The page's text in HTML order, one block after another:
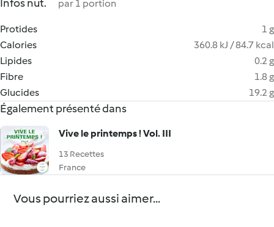
Infos nut. par 1 portion
Protides
1 g
Calories
360.8 kJ / 84.7 kcal
Lipides
0.2 g
Fibre
1.8 g
Glucides
19.2 g
Également présenté dans
Vive le printemps ! Vol. III
13 Recettes
France
Vous pourriez aussi aimer...